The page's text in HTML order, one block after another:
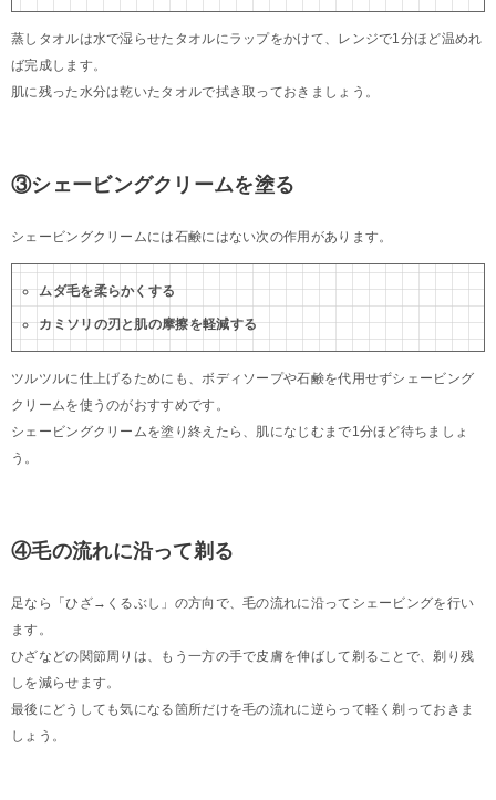
蒸しタオルは水で湿らせたタオルにラップをかけて、レンジで1分ほど温めれ
ば完成します。
肌に残った水分は乾いたタオルで拭き取っておきましょう。
③シェービングクリームを塗る
シェービングクリームには石鹸にはない次の作用があります。
ムダ毛を柔らかくする
カミソリの刃と肌の摩擦を軽減する
ツルツルに仕上げるためにも、ボディソープや石鹸を代用せずシェービング
クリームを使うのがおすすめです。
シェービングクリームを塗り終えたら、肌になじむまで1分ほど待ちましょ
う。
④毛の流れに沿って剃る
足なら「ひざ→くるぶし」の方向で、毛の流れに沿ってシェービングを行い
ます。
ひざなどの関節周りは、もう一方の手で皮膚を伸ばして剃ることで、剃り残
しを減らせます。
最後にどうしても気になる箇所だけを毛の流れに逆らって軽く剃っておきま
しょう。